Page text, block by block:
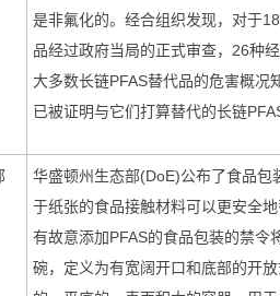
是非氟化的。经合组织发现，对于18
品经过政府当局的正式审查， 26种
大多数长链PFAS替代品的危害概况
已被证明与它们打算替代的长链
华盛顿州生态部(DoE)公布了食品包
于纸张的食品接触材料可以更安全
有故意添加PFAS的食品包装的禁令
碗，定义为有宽阔开口和底部的开